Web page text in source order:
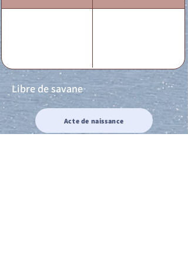
Libre de savane
Acte de naissance